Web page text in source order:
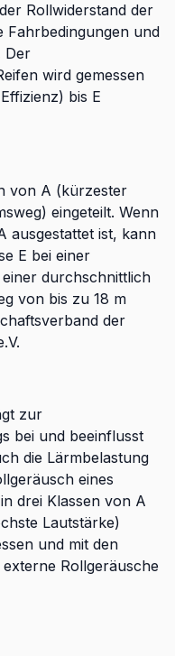
Rollwiderstand der
Fahrbedingungen und
Der
wird gemessen
bis E
von A (kürzester
eingeteilt. Wenn
ausgestattet ist, kann
E bei einer
durchschnittlich
von bis zu 18 m
der
zur
bei und beeinflusst
die Lärmbelastung
eines
drei Klassen von A
Lautstärke)
und mit den
Rollgeräusche